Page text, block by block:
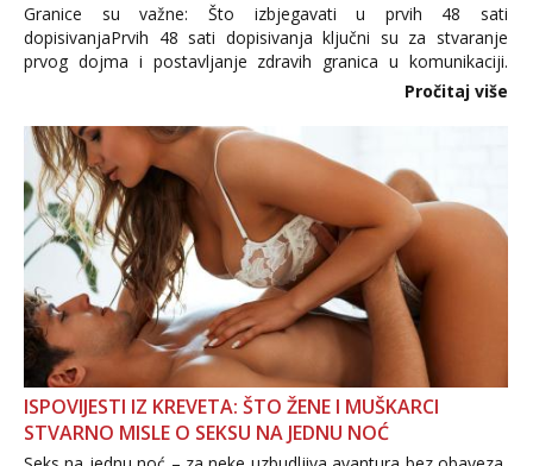
Granice su važne: Što izbjegavati u prvih 48 sati
dopisivanjaPrvih 48 sati dopisivanja ključni su za stvaranje
prvog dojma i postavljanje zdravih granica u komunikaciji.
Važno je izbjeći prebrzo otkrivanje osobnih ili intimnih
informacija, jer nepoznata osoba još nije zaslužila to
povjerenje. Takođe...
Pročitaj više
ISPOVIJESTI IZ KREVETA: ŠTO ŽENE I MUŠKARCI
STVARNO MISLE O SEKSU NA JEDNU NOĆ